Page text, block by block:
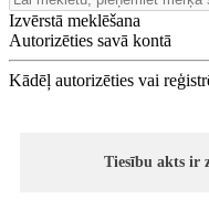
Izvērstā meklēšana
Autorizēties savā kontā
Kādēļ autorizēties vai
Tiesību akts ir